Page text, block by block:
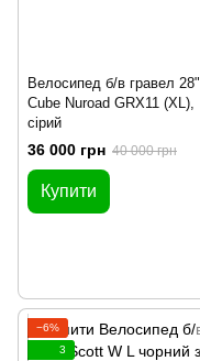
Велосипед б/в гравел 28"
Cube Nuroad GRX11 (XL),
сірий
36 000 грн 40 000 грн
Купити
−6%
3